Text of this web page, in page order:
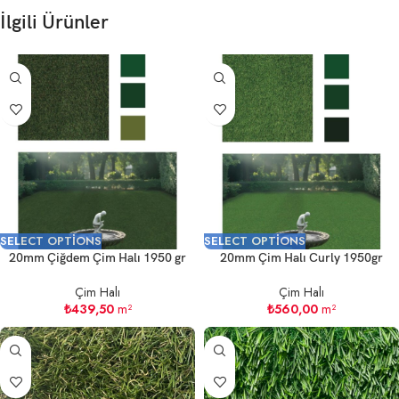
İlgili Ürünler
SELECT OPTIONS
20mm Çiğdem Çim Halı 1950 gr
Çim Halı
₺439,50m²
SELECT OPTIONS
20mm Çim Halı Curly 1950gr
Çim Halı
₺560,00 m²